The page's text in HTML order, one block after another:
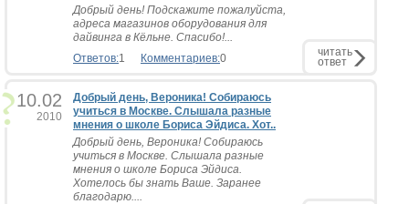
Добрый день! Подскажите пожалуйста,
адреса магазинов оборудования для
дайвинга в Кёльне. Спасибо!...
Ответов:1 Комментариев:0 читать
ответ
10.02
2010
Добрый день, Вероника! Собираюсь
учиться в Москве. Слышала разные
мнения о школе Бориса Эйдиса. Хот..
Добрый день, Вероника! Собираюсь
учиться в Москве. Слышала разные
мнения о школе Бориса Эйдиса.
Хотелось бы знать Ваше. Заранее
благодарю....